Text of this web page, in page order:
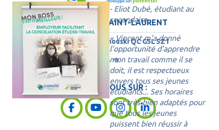
- Eliot Dubé, étudiant au
secondaire
« Vincent m'a donné
l'opportunité d'apprendre
mon travail comme il se
doit, il est respectueux
envers tous ses jeunes
étudiants... Ses horaires
sont très bien adaptés pour
que tous les jeunes
puissent bien réussir à
COSMOSS BAS-SAINT-LAURENT
186, Lavoie, Rimouski QCG5L 5Z1
Contactez-nous
SUIVEZ-NOUS SUR :